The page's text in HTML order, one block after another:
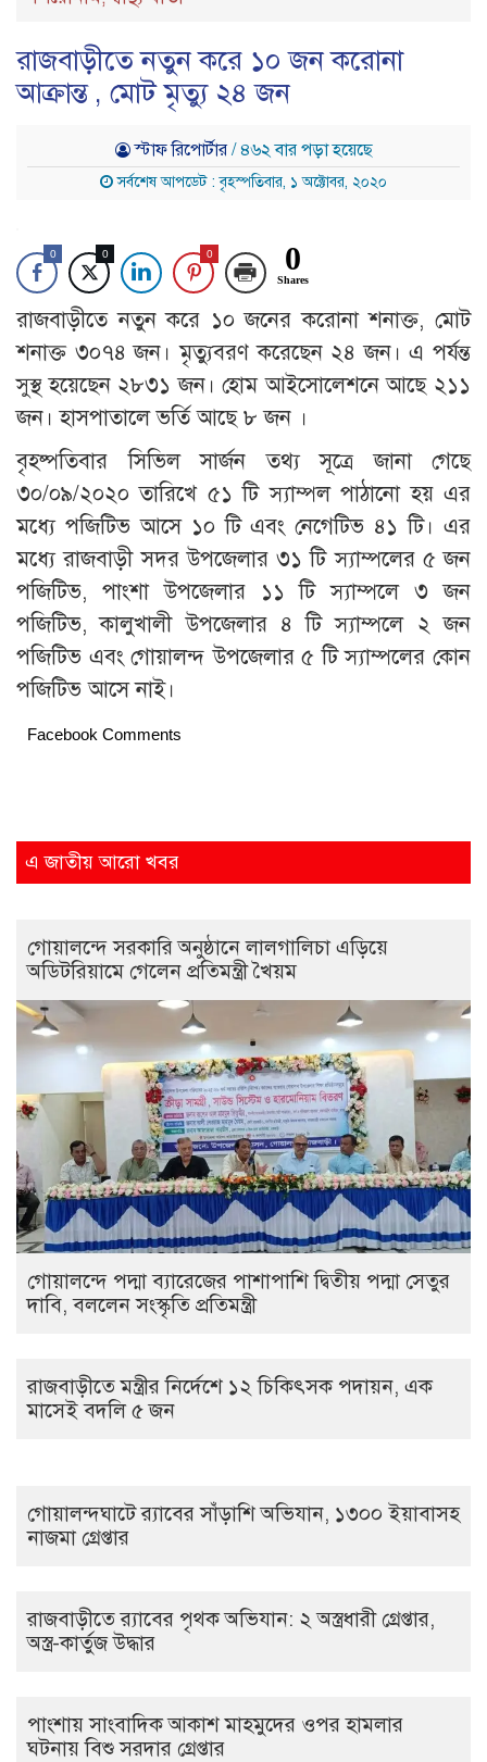
রাজবাড়ীতে নতুন করে ১০ জন করোনা
আক্রান্ত , মোট মৃত্যু ২৪ জন
স্টাফ রিপোর্টার/ ৪৬২ বার পড়া হয়েছে
সর্বশেষ আপডেট : বৃহস্পতিবার, ১ অক্টোবর, ২০২০
0 0 0 0
Shares
রাজবাড়ীতে নতুন করে ১০ জনের করোনা শনাক্ত, মোট
শনাক্ত ৩০৭৪ জন। মৃত্যুবরণ করেছেন ২৪ জন। এ পর্যন্ত
সুস্থ হয়েছেন ২৮৩১ জন। হোম আইসোলেশনে আছে ২১১
জন। হাসপাতালে ভর্তি আছে ৮ জন ।
বৃহষ্পতিবার সিভিল সার্জন তথ্য সূত্রে জানা গেছে
৩০/০৯/২০২০ তারিখে ৫১ টি স্যাম্পল পাঠানো হয় এর
মধ্যে পজিটিভ আসে ১০ টি এবং নেগেটিভ ৪১ টি। এর
মধ্যে রাজবাড়ী সদর উপজেলার ৩১ টি স্যাম্পলের ৫ জন
পজিটিভ, পাংশা উপজেলার ১১ টি স্যাম্পলে ৩ জন
পজিটিভ, কালুখালী উপজেলার ৪ টি স্যাম্পলে ২ জন
পজিটিভ এবং গোয়ালন্দ উপজেলার ৫ টি স্যাম্পলের কোন
পজিটিভ আসে নাই।
Facebook Comments
এ জাতীয় আরো খবর
গোয়ালন্দে সরকারি অনুষ্ঠানে লালগালিচা এড়িয়ে
অডিটরিয়ামে গেলেন প্রতিমন্ত্রী খৈয়ম
গোয়ালন্দে পদ্মা ব্যারেজের পাশাপাশি দ্বিতীয় পদ্মা সেতুর
দাবি, বললেন সংস্কৃতি প্রতিমন্ত্রী
রাজবাড়ীতে মন্ত্রীর নির্দেশে ১২ চিকিৎসক পদায়ন, এক
মাসেই বদলি ৫ জন
গোয়ালন্দঘাটে র‌্যাবের সাঁড়াশি অভিযান, ১৩০০ ইয়াবাসহ
নাজমা গ্রেপ্তার
রাজবাড়ীতে র‌্যাবের পৃথক অভিযান: ২ অস্ত্রধারী গ্রেপ্তার,
অস্ত্র-কার্তুজ উদ্ধার
পাংশায় সাংবাদিক আকাশ মাহমুদের ওপর হামলার
ঘটনায় বিশু সরদার গ্রেপ্তার